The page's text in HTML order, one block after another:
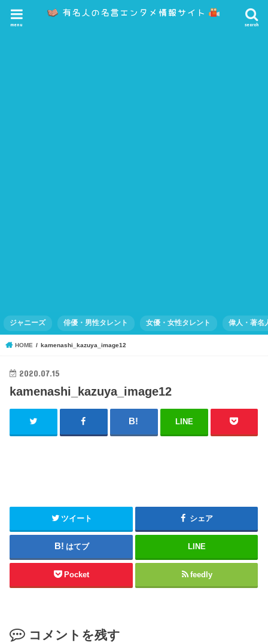
search
menu
ジャニーズ 俳優・男性タレント 女優・女性タレント 偉人・著名
HOME kamenashi_kazuya_image12
2020.07.15
kamenashi_kazuya_image12
LINE
ツイート シェア
はてブ LINE
Pocket feedly
コメントを残す